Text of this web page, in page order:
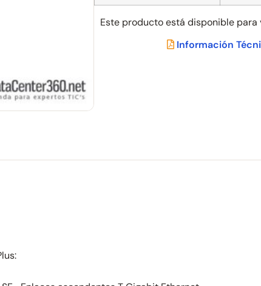
Este producto está disponible
Información